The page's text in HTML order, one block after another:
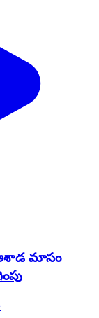
ఆశాడ మాసం